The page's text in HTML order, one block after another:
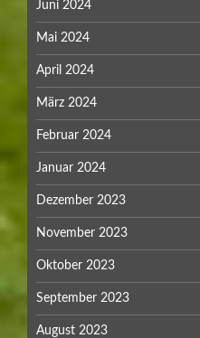
Juni 2024
Mai 2024
April 2024
März 2024
Februar 2024
Januar 2024
Dezember 2023
November 2023
Oktober 2023
September 2023
August 2023